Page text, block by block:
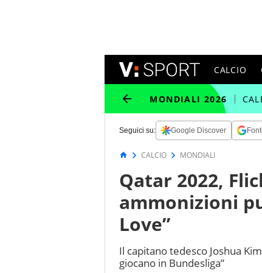
CALCIO
MONDIALI 2026
Seguici su: Google Discover
CALCIO MONDIALI
Qatar 2022,
ammonizioni
Love”
Il capitano tedesco Joshua
giocano in Bundesliga”